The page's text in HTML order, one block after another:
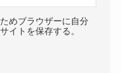
めブラウザーに自分
イトを保存する。